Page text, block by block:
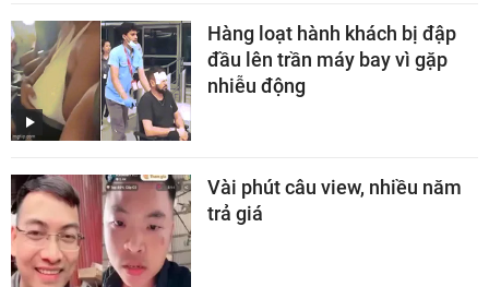
Hàng loạt hành khách bị đập
đầu lên trần máy bay vì gặp
nhiễu động
Vài phút câu view, nhiều năm
trả giá